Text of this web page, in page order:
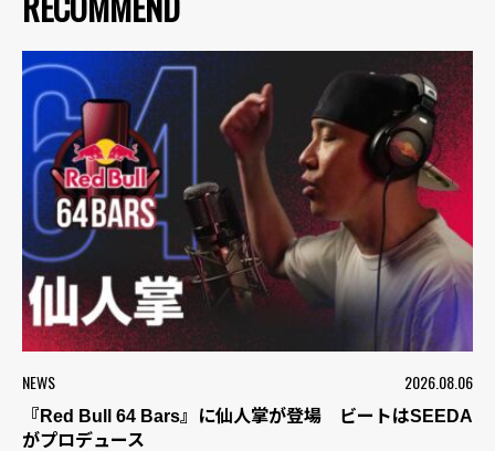
NEWS 2026.08.06
『Red Bull 64 Bars』に仙人掌が登場 ビートはSEEDA
がプロデュース